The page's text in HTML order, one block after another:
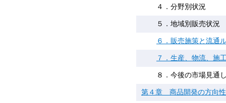
４．分野別状況
５．地域別販売状況
６．販売施策と流通
７．生産、物流、施
８．今後の市場見通
第４章 商品開発の方向